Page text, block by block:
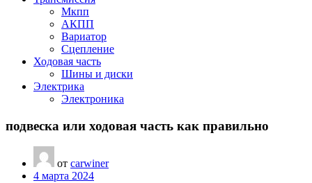
Мкпп
АКПП
Вариатор
Сцепление
Ходовая часть
Шины и диски
Электрика
Электроника
подвеска или ходовая часть как правильно
от carwiner
4 марта 2024